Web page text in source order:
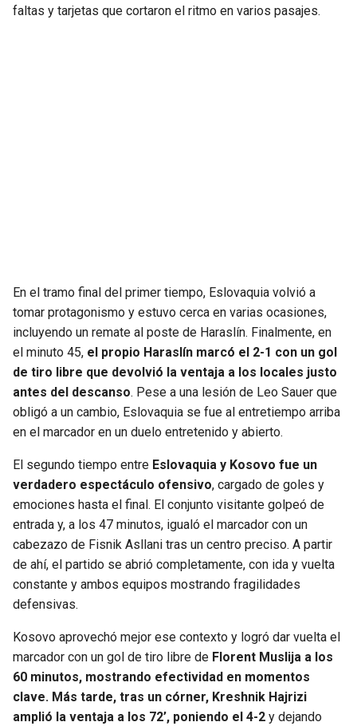
faltas y tarjetas que cortaron el ritmo en varios pasajes.
En el tramo final del primer tiempo, Eslovaquia volvió a
tomar protagonismo y estuvo cerca en varias ocasiones,
incluyendo un remate al poste de Haraslín. Finalmente, en
el minuto 45, el propio Haraslín marcó el 2-1 con un gol
de tiro libre que devolvió la ventaja a los locales justo
antes del descanso. Pese a una lesión de Leo Sauer que
obligó a un cambio, Eslovaquia se fue al entretiempo arriba
en el marcador en un duelo entretenido y abierto.
El segundo tiempo entre Eslovaquia y Kosovo fue un
verdadero espectáculo ofensivo, cargado de goles y
emociones hasta el final. El conjunto visitante golpeó de
entrada y, a los 47 minutos, igualó el marcador con un
cabezazo de Fisnik Asllani tras un centro preciso. A partir
de ahí, el partido se abrió completamente, con ida y vuelta
constante y ambos equipos mostrando fragilidades
defensivas.
Kosovo aprovechó mejor ese contexto y logró dar vuelta el
marcador con un gol de tiro libre de Florent Muslija a los
60 minutos, mostrando efectividad en momentos
clave. Más tarde, tras un córner, Kreshnik Hajrizi
amplió la ventaja a los 72’, poniendo el 4-2 y dejando